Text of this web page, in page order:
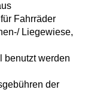
Fahrräder
Liegewiese,
benutzt werden
der